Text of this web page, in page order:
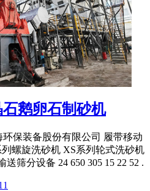
石鹅卵石制砂机
保装备股份有限公司 履带移动
螺旋洗砂机 XS系列轮式洗砂机
送筛分设备 24 650 305 15 22 52 .